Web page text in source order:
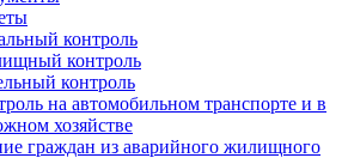
контроль
контроль
контроль
на автомобильном транспорте и в
хозяйстве
граждан из аварийного жилищного